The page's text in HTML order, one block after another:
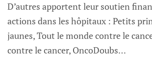
D’autres apportent leur soutien
actions dans les hôpitaux : Petits
jaunes, Tout le monde contre le
contre le cancer, OncoDoubs…